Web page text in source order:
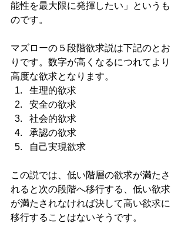
能性を最大限に発揮したい」というも
のです。
マズローの５段階欲求説は下記のとお
りです。数字が高くなるにつれてより
高度な欲求となります。
生理的欲求
安全の欲求
社会的欲求
承認の欲求
自己実現欲求
この説では、低い階層の欲求が満たさ
れると次の段階へ移行する、低い欲求
が満たされなければ決して高い欲求に
移行することはないそうです。